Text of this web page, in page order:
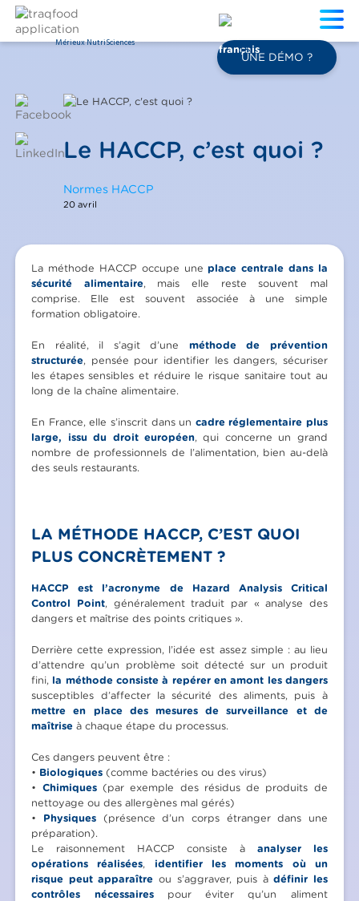
Mérieux NutriSciences
FR
UNE DÉMO ?
Le HACCP, c’est quoi ?
Normes HACCP
20 avril
La méthode HACCP occupe uneplace centrale dans la
sécurité alimentaire, mais elle reste souvent mal
comprise. Elle est souvent associée à une simple
formation obligatoire.
En réalité, il s’agit d’une méthode de prévention
structurée, pensée pour identifier les dangers, sécuriser
les étapes sensibles et réduire le risque sanitaire tout au
long de la chaîne alimentaire.
En France, elle s’inscrit dans un cadre réglementaire plus
large, issu du droit européen, qui concerne un grand
nombre de professionnels de l’alimentation, bien au-delà
des seuls restaurants.
LA MÉTHODE HACCP, C’EST QUOI
PLUS CONCRÈTEMENT ?
HACCP est l’acronyme de Hazard Analysis Critical
Control Point, généralement traduit par « analyse des
dangers et maîtrise des points critiques ».
Derrière cette expression, l’idée est assez simple : au lieu
d’attendre qu’un problème soit détecté sur un produit
fini, la méthode consiste à repérer en amont les dangers
susceptibles d’affecter la sécurité des aliments, puis à
mettre en place des mesures de surveillance et de
maîtrise à chaque étape du processus.
Ces dangers peuvent être :
• Biologiques (comme bactéries ou des virus)
• Chimiques(par exemple des résidus de produits de
nettoyage ou des allergènes mal gérés)
• Physiques(présence d’un corps étranger dans une
préparation).
Le raisonnement HACCP consiste à analyser les
opérations réalisées, identifier les moments où un
risque peut apparaître ou s’aggraver, puis àdéfinir les
contrôles nécessairespour éviter qu’un aliment